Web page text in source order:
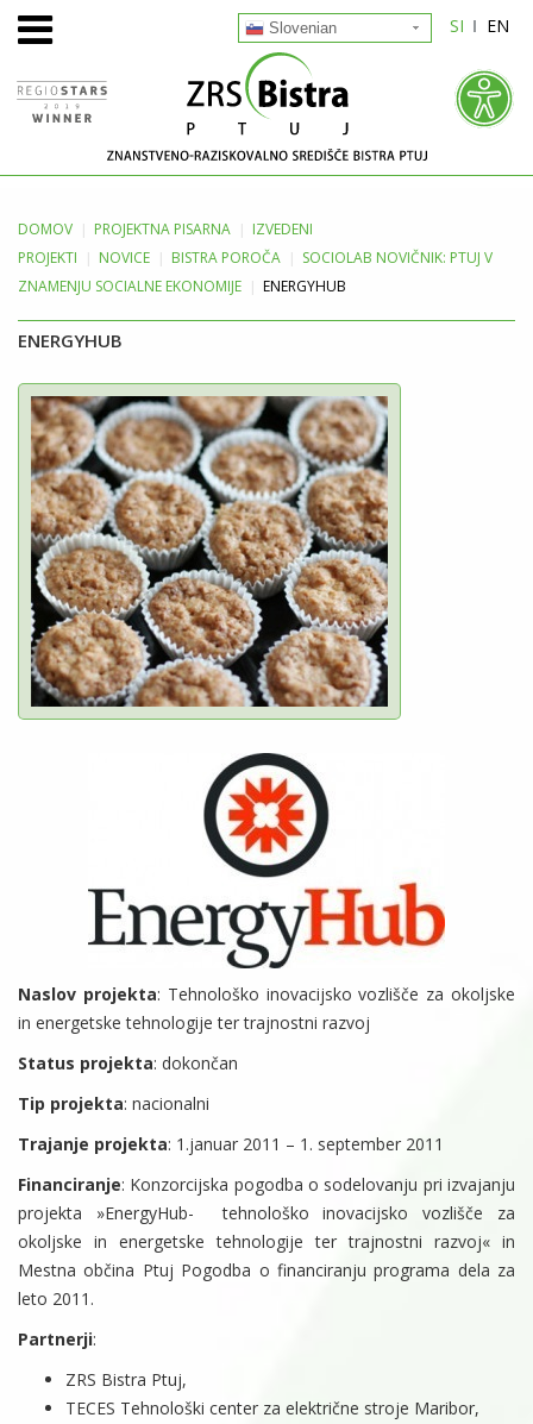
SI EN
Slovenian
DOMOV PROJEKTNA PISARNA
IZVEDENI
PROJEKTI
NOVICE BISTRA POROČA
SOCIOLAB NOVIČNIK: PTUJ V
ZNAMENJU SOCIALNE EKONOMIJE
ENERGYHUB
ENERGYHUB
Naslov projekta: Tehnološko inovacijsko vozlišče za okoljske
in energetske tehnologije ter trajnostni razvoj
Status projekta: dokončan
Tip projekta: nacionalni
Trajanje projekta: 1.januar 2011 – 1. september 2011
Financiranje: Konzorcijska pogodba o sodelovanju pri izvajanju
projekta »EnergyHub- tehnološko inovacijsko vozlišče za
okoljske in energetske tehnologije ter trajnostni razvoj« in
Mestna občina Ptuj Pogodba o financiranju programa dela za
leto 2011.
Partnerji:
ZRS Bistra Ptuj,
TECES Tehnološki center za električne stroje Maribor,